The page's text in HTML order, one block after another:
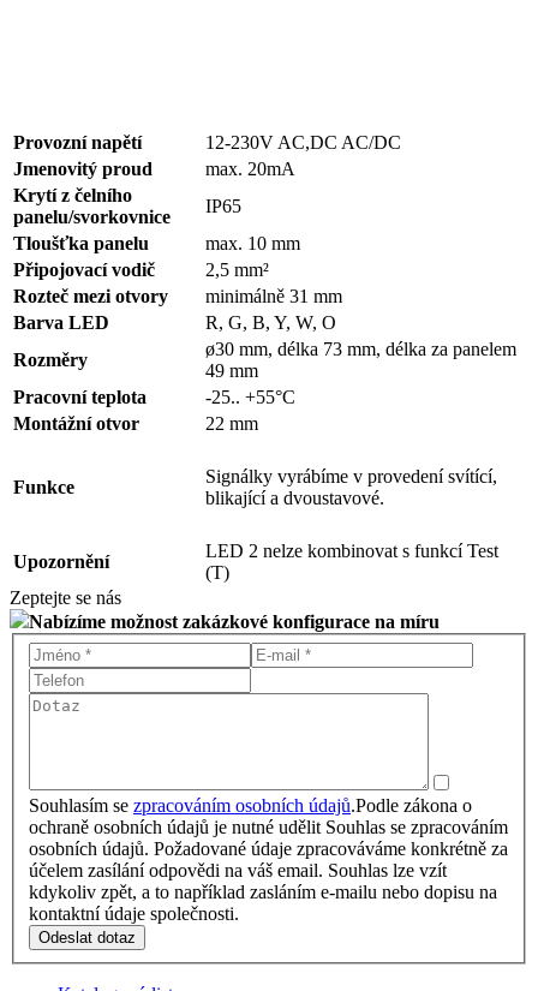
Provozní napětí
12-230V AC,DC AC/DC
Jmenovitý proud
max. 20mA
Krytí z čelního
panelu/svorkovnice
IP65
Tloušťka panelu
max. 10 mm
Připojovací vodič
2,5 mm²
Rozteč mezi otvory
minimálně 31 mm
Barva LED
R, G, B, Y, W, O
Rozměry
ø30 mm, délka 73 mm, délka za panelem
49 mm
Pracovní teplota
-25.. +55°C
Montážní otvor
22 mm
Funkce
Signálky vyrábíme v provedení svítící,
blikající a dvoustavové.
Upozornění
LED 2 nelze kombinovat s funkcí Test
(T)
Zeptejte se nás
Nabízíme možnost zakázkové konfigurace na míru
Souhlasím se zpracováním osobních údajů.Podle zákona o
ochraně osobních údajů je nutné udělit Souhlas se zpracováním
osobních údajů. Požadované údaje zpracováváme konkrétně za
účelem zasílání odpovědi na váš email. Souhlas lze vzít
kdykoliv zpět, a to například zasláním e-mailu nebo dopisu na
kontaktní údaje společnosti.
Odeslat dotaz